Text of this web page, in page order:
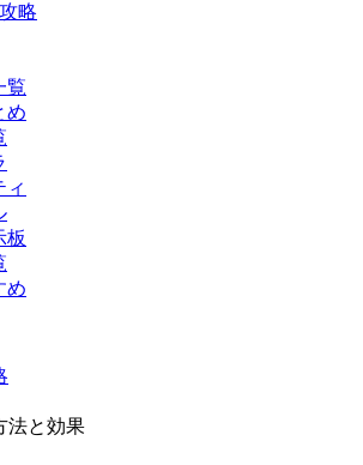
略
覧
め
ィ
板
め
法と効果